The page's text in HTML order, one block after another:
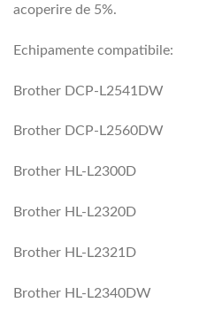
acoperire de 5%.
Echipamente compatibile:
Brother DCP-L2541DW
Brother DCP-L2560DW
Brother HL-L2300D
Brother HL-L2320D
Brother HL-L2321D
Brother HL-L2340DW